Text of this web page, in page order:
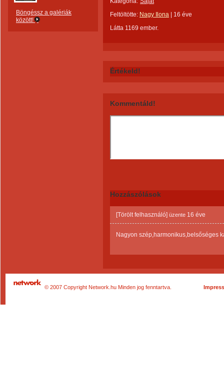
Böngéssz a galériák
között!
Feltöltötte: Nagy Ilona
16 éve
Látta 1169 ember.
Értékeld!
Kommentáld!
Hozzászólások
[Törölt felhasználó] üzente 16 éve
Nagyon szép,harmonikus,belsőséges
© 2007 Copyright Network.hu Minden jog fenntartva.